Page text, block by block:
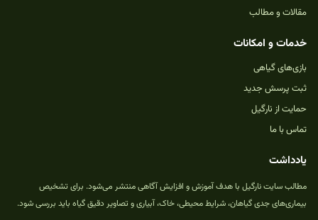
مقالات و مطالب
خدمات و امکانات
بازی‌های گیاهی
ثبت پرسش جدید
حمایت از نارگیل
تماس با ما
یادداشت
مطالب سایت نارگیل با هدف آموزش و افزایش آگاهی منتشر می‌شود. برای تشخیص
بیماری‌های جدی گیاهان، شرایط محیطی، خاک، آبیاری و تصاویر دقیق گیاه باید بررسی شود.